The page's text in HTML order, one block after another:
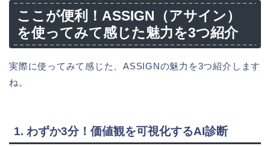
ここが便利！ASSIGN（アサイン）
を使ってみて感じた魅力を3つ紹介
実際に使ってみて感じた、ASSIGNの魅力を3つ紹介します
ね。
1. わずか3分！価値観を可視化するAI診断